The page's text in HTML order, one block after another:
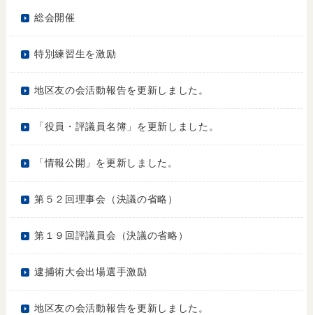
総会開催
特別練習生を激励
地区友の会活動報告を更新しました。
「役員・評議員名簿」を更新しました。
「情報公開」を更新しました。
第５２回理事会（決議の省略）
第１９回評議員会（決議の省略）
逮捕術大会出場選手激励
地区友の会活動報告を更新しました。